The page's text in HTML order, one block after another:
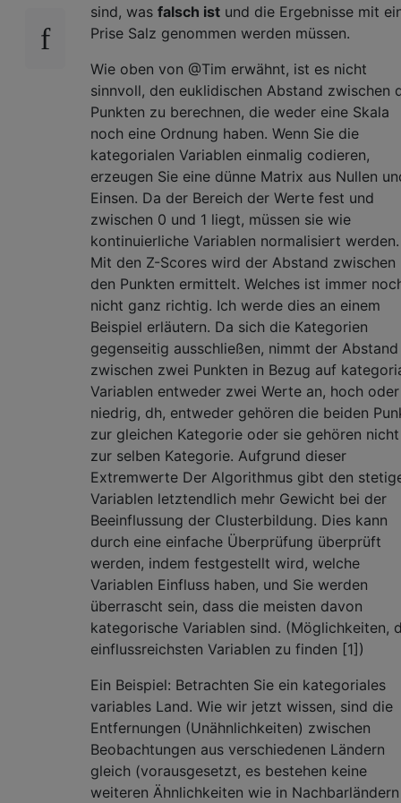
sind, was falsch ist und die Ergebnisse mit
Prise Salz genommen werden müssen.
Wie oben von @Tim erwähnt, ist es nicht
sinnvoll, den euklidischen Abstand zwischen
Punkten zu berechnen, die weder eine Skala
noch eine Ordnung haben. Wenn Sie die
kategorialen Variablen einmalig codieren,
erzeugen Sie eine dünne Matrix aus Nullen
Einsen. Da der Bereich der Werte fest und
zwischen 0 und 1 liegt, müssen sie wie
kontinuierliche Variablen normalisiert werden.
Mit den Z-Scores wird der Abstand zwischen
den Punkten ermittelt. Welches ist immer
nicht ganz richtig. Ich werde dies an einem
Beispiel erläutern. Da sich die Kategorien
gegenseitig ausschließen, nimmt der Abstand
zwischen zwei Punkten in Bezug auf
Variablen entweder zwei Werte an, hoch oder
niedrig, dh, entweder gehören die beiden
zur gleichen Kategorie oder sie gehören nicht
zur selben Kategorie. Aufgrund dieser
Extremwerte Der Algorithmus gibt den
Variablen letztendlich mehr Gewicht bei der
Beeinflussung der Clusterbildung. Dies kann
durch eine einfache Überprüfung überprüft
werden, indem festgestellt wird, welche
Variablen Einfluss haben, und Sie werden
überrascht sein, dass die meisten davon
kategorische Variablen sind. (Möglichkeiten,
einflussreichsten Variablen zu finden [1])
Ein Beispiel: Betrachten Sie ein kategoriales
variables Land. Wie wir jetzt wissen, sind die
Entfernungen (Unähnlichkeiten) zwischen
Beobachtungen aus verschiedenen Ländern
gleich (vorausgesetzt, es bestehen keine
weiteren Ähnlichkeiten wie in Nachbarländern